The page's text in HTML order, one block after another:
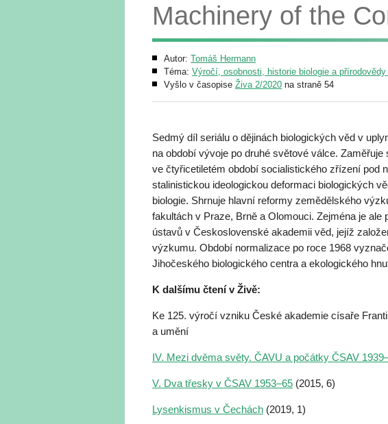
Machinery of the
Autor: Tomáš Hermann
Téma: Výročí, osobnosti, historie biologie a přírodovědy
Vyšlo v časopise Živa 2/2020 na straně 54
Sedmý díl seriálu o dějinách biologických věd v
na období vývoje po druhé světové válce.
ve čtyřicetiletém období socialistického zřízení pod
stalinistickou ideologickou deformaci biologických
biologie. Shrnuje hlavní reformy zemědělského
fakultách v Praze, Brně a Olomouci. Zejména je
ústavů v Československé akademii věd, jejíž
výzkumu. Období normalizace po roce 1968
Jihočeského biologického centra a ekologického
K dalšímu čtení v Živě:
Ke 125. výročí vzniku České akademie císaře
a umění
IV. Mezi dvěma světy. ČAVU a počátky ČSAV
V. Dva třesky v ČSAV 1953–65 (2015, 6)
Lysenkismus v Čechách (2019, 1)